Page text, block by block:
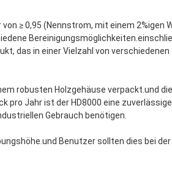
≥ 0,95 (Nennstrom, mit einem 2%igen
das in einer Vielzahl von verschiedenen
robusten Holzgehäuse verpackt.und
pro Jahr ist der HD8000 eine zuverlässige
Gebrauch benötigen.
Benutzer sollten dies bei